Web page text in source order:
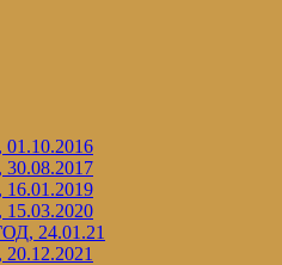
01.10.2016
30.08.2017
16.01.2019
15.03.2020
24.01.21
20.12.2021